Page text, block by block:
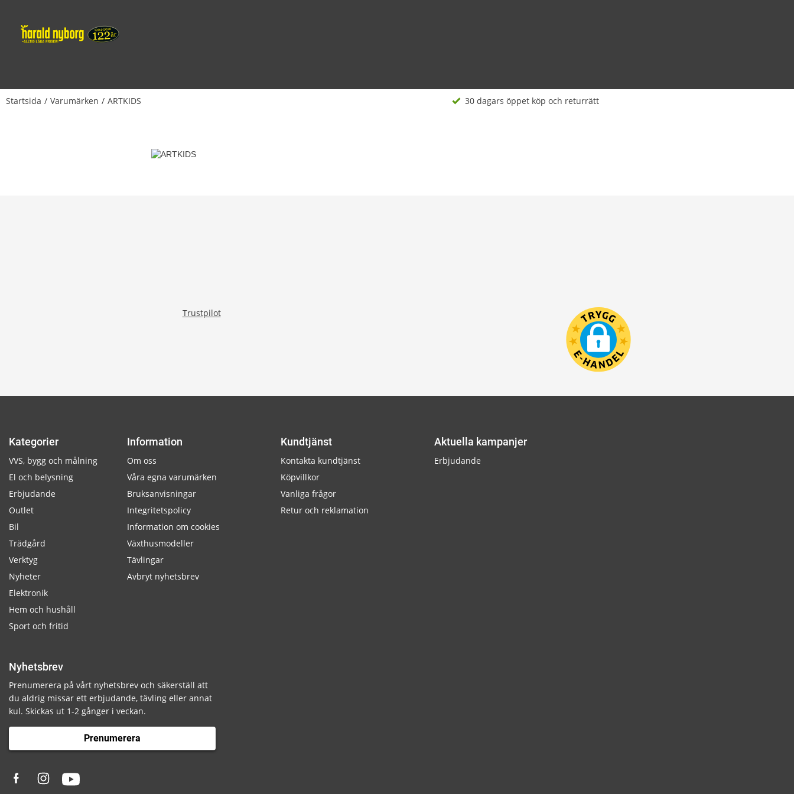
Startsida Varumärken ARTKIDS 30 dagars öppet köp och returrätt
Trustpilot
Kategorier
VVS, bygg och målning
El och belysning
Erbjudande
Outlet
Bil
Trädgård
Verktyg
Nyheter
Elektronik
Hem och hushåll
Sport och fritid
Information
Om oss
Våra egna varumärken
Bruksanvisningar
Integritetspolicy
Information om cookies
Växthusmodeller
Tävlingar
Avbryt nyhetsbrev
Kundtjänst
Kontakta kundtjänst
Köpvillkor
Vanliga frågor
Retur och reklamation
Aktuella kampanjer
Erbjudande
Nyhetsbrev
Prenumerera på vårt nyhetsbrev och säkerställ att
du aldrig missar ett erbjudande, tävling eller annat
kul. Skickas ut 1-2 gånger i veckan.
Prenumerera